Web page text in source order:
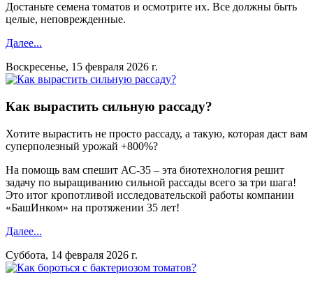
Достаньте семена томатов и осмотрите их. Все должны быть
целые, неповрежденные.
Далее...
Воскресенье, 15 февраля 2026 г.
Как вырастить сильную рассаду?
Хотите вырастить не просто рассаду, а такую, которая даст вам
суперполезный урожай +800%?
На помощь вам спешит АС-35 – эта биотехнология решит
задачу по выращиванию сильной рассады всего за три шага!
Это итог кропотливой исследовательской работы компании
«БашИнком» на протяжении 35 лет!
Далее...
Суббота, 14 февраля 2026 г.